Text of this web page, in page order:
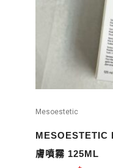
Mesoestetic
MESOESTETIC
膚噴霧 125ML